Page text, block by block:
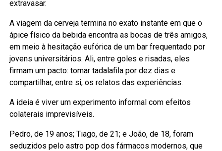
extravasar.
A viagem da cerveja termina no exato instante em que o
ápice físico da bebida encontra as bocas de três amigos,
em meio à hesitação eufórica de um bar frequentado por
jovens universitários. Ali, entre goles e risadas, eles
firmam um pacto: tomar tadalafila por dez dias e
compartilhar, entre si, os relatos das experiências.
A ideia é viver um experimento informal com efeitos
colaterais imprevisíveis.
Pedro, de 19 anos; Tiago, de 21; e João, de 18, foram
seduzidos pelo astro pop dos fármacos modernos, que